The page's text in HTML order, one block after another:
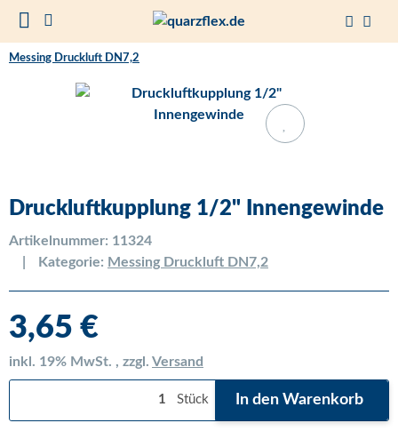
Messing Druckluft DN7,2
Druckluftkupplung 1/2" Innengewinde
Artikelnummer: 11324
Kategorie: Messing Druckluft DN7,2
3,65 €
inkl. 19% MwSt. , zzgl. Versand
Stück In den Warenkorb